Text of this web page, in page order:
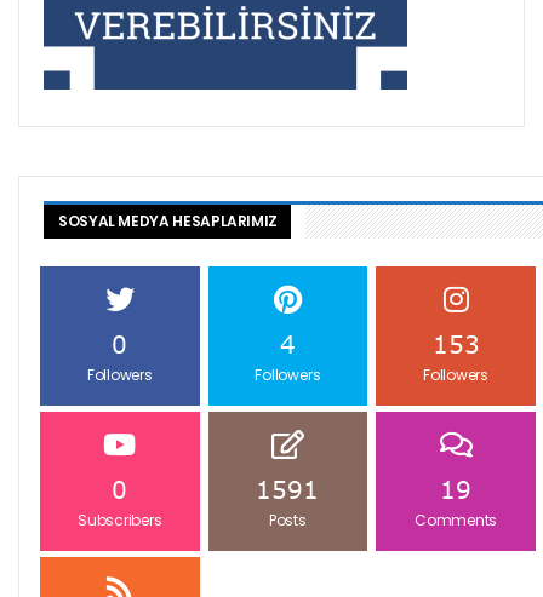
SOSYAL MEDYA HESAPLARIMIZ
0
Followers
4
Followers
153
Followers
0
Subscribers
1591
Posts
19
Comments